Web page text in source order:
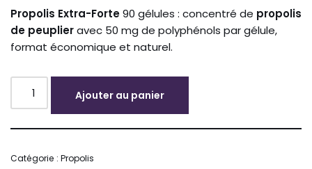
Propolis Extra-Forte90 gélules : concentré de propolis
de peuplieravec 50 mg de polyphénols par gélule,
format économique et naturel.
Ajouter au panier
Catégorie : Propolis